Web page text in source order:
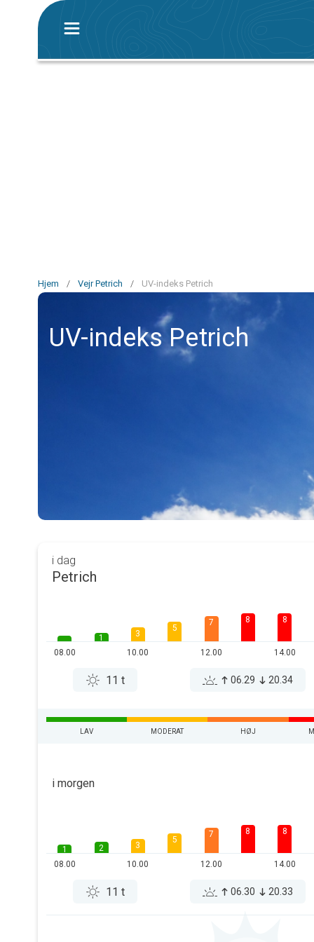
Hjem / Vejr Petrich / UV-indeks Petrich
UV-indeks Petrich
i dag
Petrich
08.00
1
3
10.00
5
7
12.00
8 8
14.00
11 t 06.29 20.34
LAV MODERAT HØJ
i morgen
1
08.00
2
3
10.00
5
7
12.00
8 8
14.00
11 t 06.30 20.33